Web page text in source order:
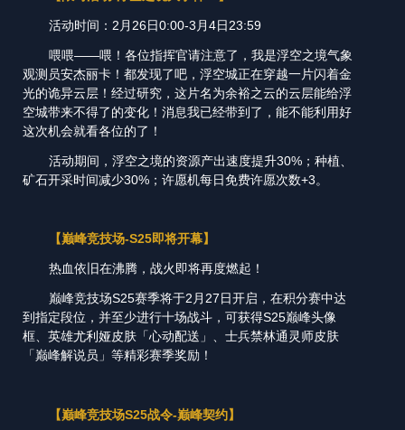
活动时间：2月26日0:00-3月4日23:59
喂喂——喂！各位指挥官请注意了，我是浮空之境气象
观测员安杰丽卡！都发现了吧，浮空城正在穿越一片闪着金
光的诡异云层！经过研究，这片名为余裕之云的云层能给浮
空城带来不得了的变化！消息我已经带到了，能不能利用好
这次机会就看各位的了！
活动期间，浮空之境的资源产出速度提升30%；种植、
矿石开采时间减少30%；许愿机每日免费许愿次数+3。
【巅峰竞技场-S25即将开幕】
热血依旧在沸腾，战火即将再度燃起！
巅峰竞技场S25赛季将于2月27日开启，在积分赛中达
到指定段位，并至少进行十场战斗，可获得S25巅峰头像
框、英雄尤利娅皮肤「心动配送」、士兵禁林通灵师皮肤
「巅峰解说员」等精彩赛季奖励！
【巅峰竞技场S25战令-巅峰契约】